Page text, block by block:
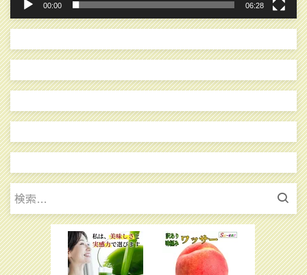
00:00 06:28
検
索: